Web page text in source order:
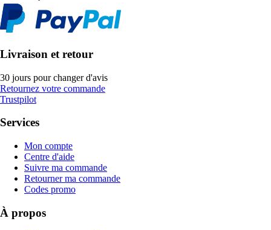
Livraison et retour
30 jours pour changer d'avis
Retournez votre commande
Trustpilot
Services
Mon compte
Centre d'aide
Suivre ma commande
Retourner ma commande
Codes promo
À propos